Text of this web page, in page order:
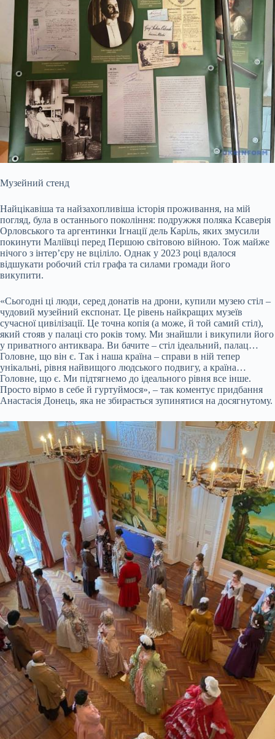
Музейний стенд
Найцікавіша та найзахопливіша історія проживання, на мій
погляд, була в останнього покоління: подружжя поляка Ксаверія
Орловського та аргентинки Ігнації дель Каріль, яких змусили
покинути Маліївці перед Першою світовою війною. Тож майже
нічого з інтер’єру не вціліло. Однак у 2023 році вдалося
відшукати робочий стіл графа та силами громади його
викупити.
«Сьогодні ці люди, серед донатів на дрони, купили музею стіл –
чудовий музейний експонат. Це рівень найкращих музеїв
сучасної цивілізації. Це точна копія (а може, й той самий стіл),
який стояв у палаці сто років тому. Ми знайшли і викупили його
у приватного антиквара. Ви бачите – стіл ідеальний, палац…
Головне, що він є. Так і наша країна – справи в ній тепер
унікальні, рівня найвищого людського подвигу, а країна…
Головне, що є. Ми підтягнемо до ідеального рівня все інше.
Просто вірмо в себе й гуртуймося», – так коментує придбання
Анастасія Донець, яка не збирається зупинятися на досягнутому.